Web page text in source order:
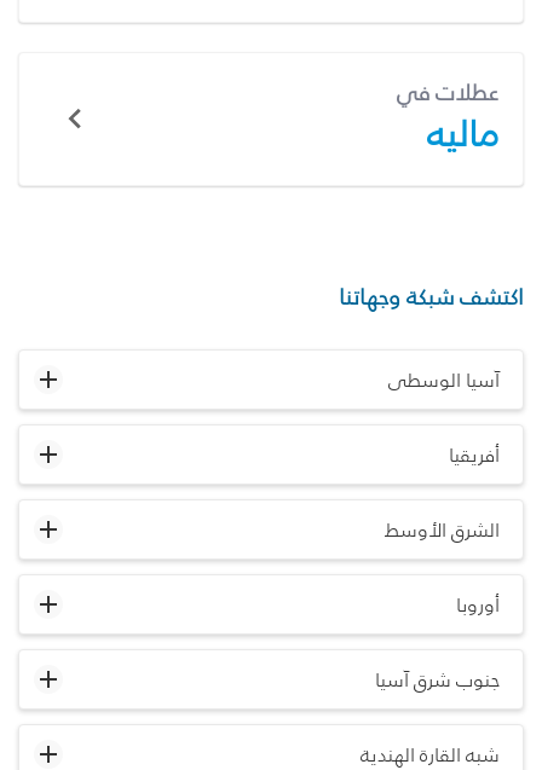
عطلات في
ماليه
اكتشف شبكة وجهاتنا
آسيا الوسطى
أفريقيا
الشرق الأوسط
أوروبا
جنوب شرق آسيا
شبه القارة الهندية